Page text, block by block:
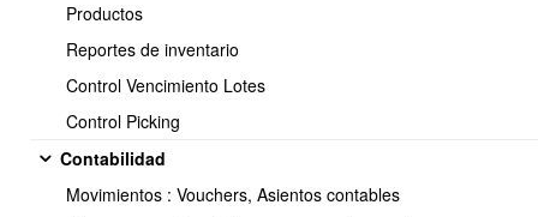
Productos
Reportes de inventario
Control Vencimiento Lotes
Control Picking
Contabilidad
Movimientos : Vouchers, Asientos contables